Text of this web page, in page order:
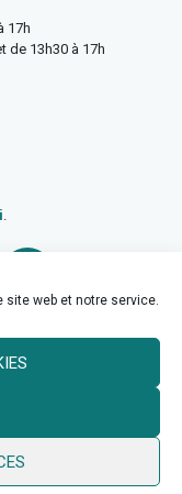
site web et notre service.
17h
de 13h30 à 17h
.